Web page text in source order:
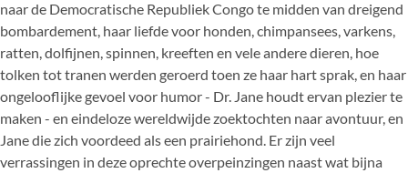
naar de Democratische Republiek Congo te midden van dreigend
bombardement, haar liefde voor honden, chimpansees, varkens,
ratten, dolfijnen, spinnen, kreeften en vele andere dieren, hoe
tolken tot tranen werden geroerd toen ze haar hart sprak, en haar
ongelooflijke gevoel voor humor - Dr. Jane houdt ervan plezier te
maken - en eindeloze wereldwijde zoektochten naar avontuur, en
Jane die zich voordeed als een prairiehond. Er zijn veel
verrassingen in deze oprechte overpeinzingen naast wat bijna